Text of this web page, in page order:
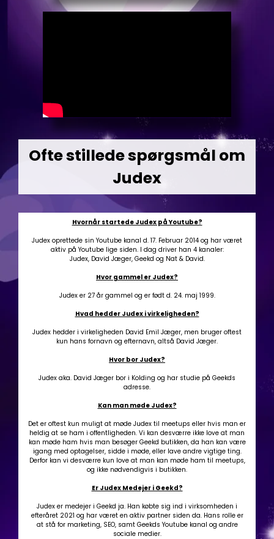
Ofte stillede spørgsmål om
Judex
Hvornår startede Judex på Youtube?
Judex oprettede sin Youtube kanal d. 17. Februar 2014 og har været
aktiv på Youtube lige siden. I dag driver han 4 kanaler:
Judex, David Jæger, Geekd og Nat & David.
Hvor gammel er Judex?
Judex er 27 år gammel og er født d. 24. maj 1999.
Hvad hedder Judex i virkeligheden?
Judex hedder i virkeligheden David Emil Jæger, men bruger oftest
kun hans fornavn og efternavn, altså David Jæger.
Hvor bor Judex?
Judex aka. David Jæger bor i Kolding og har studie på Geekds
adresse.
Kan man møde Judex?
Det er oftest kun muligt at møde Judex til meetups eller hvis man er
heldig at se ham i offentligheden. Vi kan desværre ikke love at man
kan møde ham hvis man besøger Geekd butikken, da han kan være
igang med optagelser, sidde i møde, eller lave andre vigtige ting.
Derfor kan vi desværre kun love at man kan møde ham til meetups,
og ikke nødvendigvis i butikken.
Er Judex Medejer i Geekd?
Judex er medejer i Geekd ja. Han købte sig ind i virksomheden i
efteråret 2021 og har været en aktiv partner siden da. Hans rolle er
at stå for marketing, SEO, samt Geekds Youtube kanal og andre
sociale medier.